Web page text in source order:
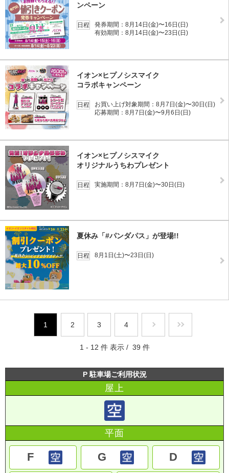
ンペーン
日程
発券期間：8月14日(金)〜16日(日)
有効期間：8月14日(金)〜23日(日)
イオン×ヒプノシスマイク
コラボキャンペーン
日程
お買い上げ対象期間：8月7日(金)〜30日(日)
応募期間：8月7日(金)〜9月6日(日)
イオン×ヒプノシスマイク
オリジナルうちわプレゼント
日程 実施期間：8月7日(金)〜30日(日)
夏休み「#パンダパス」が登場!!
日程 8月1日(土)〜23日(日)
1 2 3 4
1 - 12 件 表示 / 39 件
P 駐車場ご利用状況
屋上
平面
F G D